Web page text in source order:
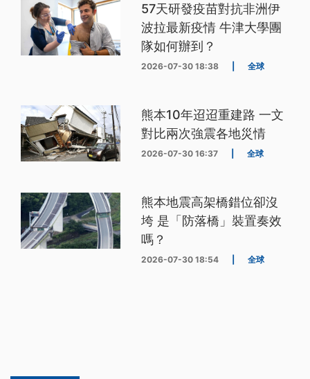
57天研發疫苗對抗非洲伊
波拉最新疫情 牛津大學團
隊如何辦到？
2026-07-30 18:38 全球
熊本10年迢迢重建路 一文
對比兩次強震各地災情
2026-07-30 16:37 全球
熊本地震高架橋錯位卻沒
垮 是「防落橋」裝置奏效
嗎？
2026-07-30 18:54 全球